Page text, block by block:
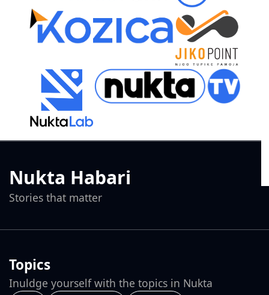
Nukta Habari
Stories that matter
Topics
Inuldge yourself with the topics in Nukta